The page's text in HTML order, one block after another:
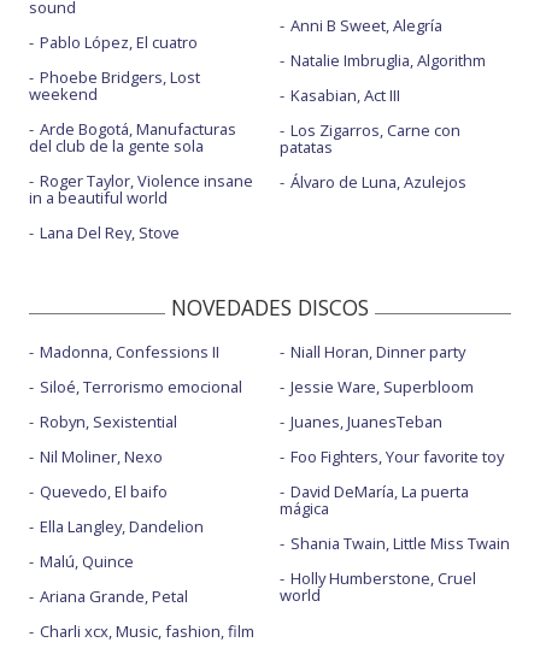
sound
Pablo López, El cuatro
Phoebe Bridgers, Lost
weekend
Arde Bogotá, Manufacturas
del club de la gente sola
Roger Taylor, Violence insane
in a beautiful world
Lana Del Rey, Stove
Anni B Sweet, Alegría
Natalie Imbruglia, Algorithm
Kasabian, Act III
Los Zigarros, Carne con
patatas
Álvaro de Luna, Azulejos
NOVEDADES DISCOS
Madonna, Confessions II
Siloé, Terrorismo emocional
Robyn, Sexistential
Nil Moliner, Nexo
Quevedo, El baifo
Ella Langley, Dandelion
Malú, Quince
Ariana Grande, Petal
Charli xcx, Music, fashion, film
Niall Horan, Dinner party
Jessie Ware, Superbloom
Juanes, JuanesTeban
Foo Fighters, Your favorite toy
David DeMaría, La puerta
mágica
Shania Twain, Little Miss Twain
Holly Humberstone, Cruel
world